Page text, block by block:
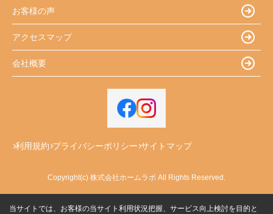
お客様の声
アクセスマップ
会社概要
利用規約 プライバシーポリシー サイトマップ
Copyright(c) 株式会社ホームラボ All Rights Reserved.
当サイトでは、お客様の当サイト利用状況把握、サービス向上検討を目的と